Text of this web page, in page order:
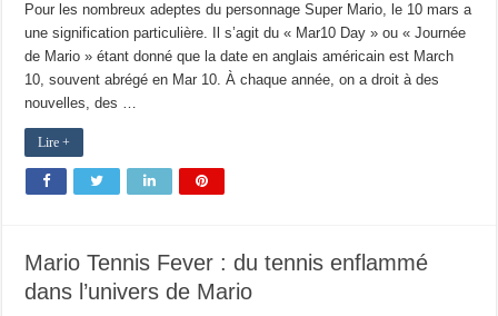
Pour les nombreux adeptes du personnage Super Mario, le 10 mars a
une signification particulière. Il s’agit du « Mar10 Day » ou « Journée
de Mario » étant donné que la date en anglais américain est March
10, souvent abrégé en Mar 10. À chaque année, on a droit à des
nouvelles, des …
Lire +
Mario Tennis Fever : du tennis enflammé
dans l’univers de Mario